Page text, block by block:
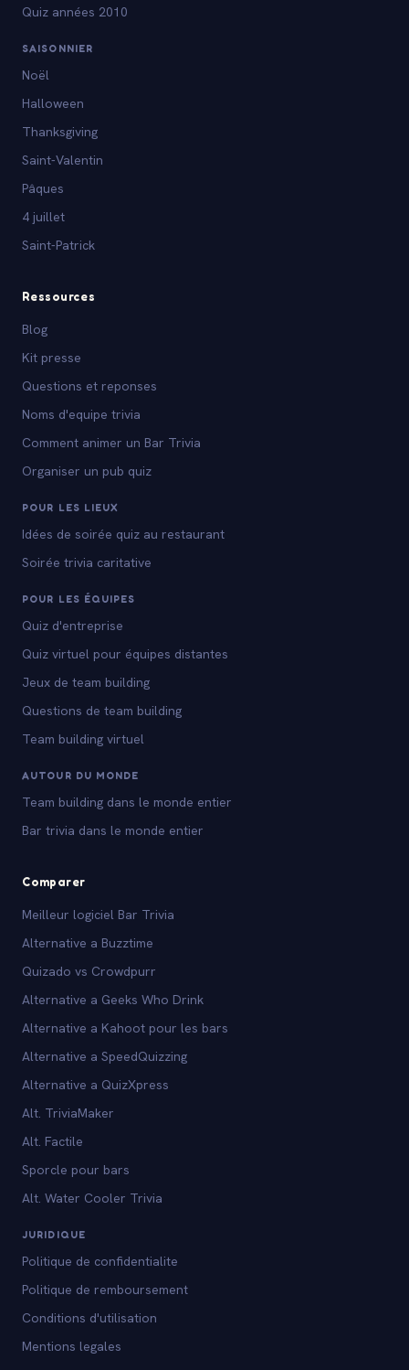
Quiz années 2010
SAISONNIER
Noël
Halloween
Thanksgiving
Saint-Valentin
Pâques
4 juillet
Saint-Patrick
Ressources
Blog
Kit presse
Questions et reponses
Noms d'equipe trivia
Comment animer un Bar Trivia
Organiser un pub quiz
POUR LES LIEUX
Idées de soirée quiz au restaurant
Soirée trivia caritative
POUR LES ÉQUIPES
Quiz d'entreprise
Quiz virtuel pour équipes distantes
Jeux de team building
Questions de team building
Team building virtuel
AUTOUR DU MONDE
Team building dans le monde entier
Bar trivia dans le monde entier
Comparer
Meilleur logiciel Bar Trivia
Alternative a Buzztime
Quizado vs Crowdpurr
Alternative a Geeks Who Drink
Alternative a Kahoot pour les bars
Alternative a SpeedQuizzing
Alternative a QuizXpress
Alt. TriviaMaker
Alt. Factile
Sporcle pour bars
Alt. Water Cooler Trivia
JURIDIQUE
Politique de confidentialite
Politique de remboursement
Conditions d'utilisation
Mentions legales